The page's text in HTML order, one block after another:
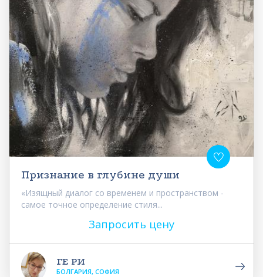
Признание в глубине души
«Изящный диалог со временем и пространством -
самое точное определение стиля...
Запросить цену
ГЕ РИ
БОЛГАРИЯ, СОФИЯ